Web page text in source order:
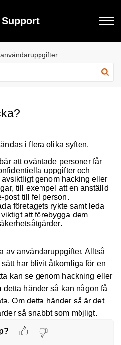
i flera olika syften.
att oväntade personer får
uppgifter och
genom hacking eller
till exempel att en anställd
post till fel person.
företagets rykte samt leda
att förebygga dem
av användaruppgifter. Alltså
har blivit åtkomliga för en
kan se genom hackning eller
händer så kan någon få
Om detta händer så är det
så snabbt som möjligt.